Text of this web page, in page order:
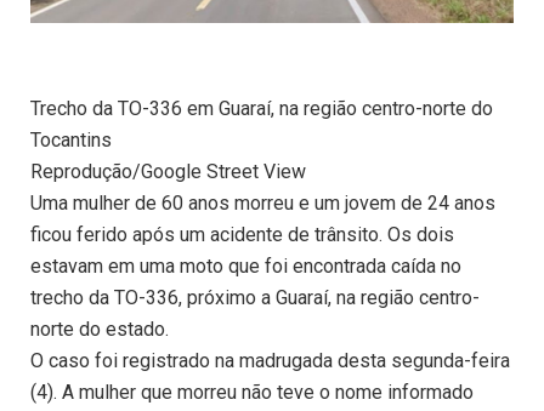
Trecho da TO-336 em Guaraí, na região centro-norte do
Tocantins
Reprodução/Google Street View
Uma mulher de 60 anos morreu e um jovem de 24 anos
ficou ferido após um acidente de trânsito. Os dois
estavam em uma moto que foi encontrada caída no
trecho da TO-336, próximo a Guaraí, na região centro-
norte do estado.
O caso foi registrado na madrugada desta segunda-feira
(4). A mulher que morreu não teve o nome informado